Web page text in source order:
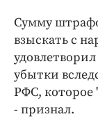
Сумму
взыскать с
убытки
РФС, которое
- признал.